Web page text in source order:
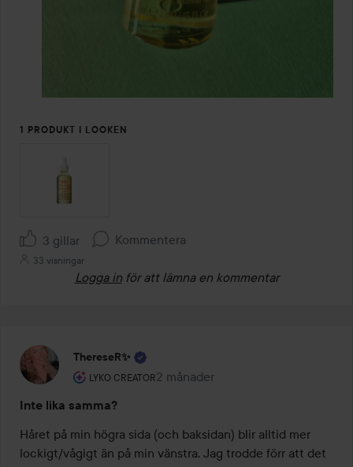
1 PRODUKT I LOOKEN
3 gillar Kommentera
33 visningar
Logga in för att lämna en kommentar
ThereseR✨
LYKO CREATOR
Användarens roll: Lyko Creator.
2 månader
Inlägget skapades 2 månader
Inte lika samma?
Håret på min högra sida (och baksidan) blir alltid mer
lockigt/vågigt än på min vänstra. Jag trodde förr att det